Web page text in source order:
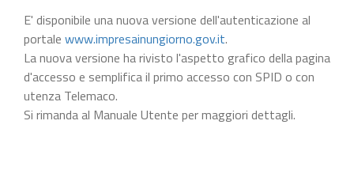
E' disponibile una nuova versione dell'autenticazione al
portale www.impresainungiorno.gov.it.
La nuova versione ha rivisto l'aspetto grafico della pagina
d'accesso e semplifica il primo accesso con SPID o con
utenza Telemaco.
Si rimanda al Manuale Utente per maggiori dettagli.